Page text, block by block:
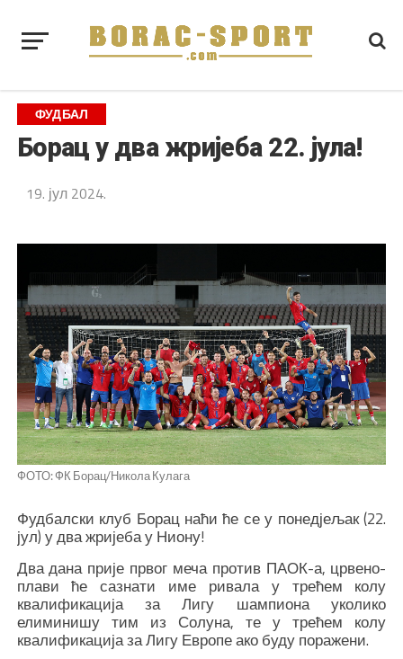
ФУДБАЛ
Борац у два жријеба 22. јула!
19. јул 2024.
ФОТО: ФК Борац/Никола Кулага
Фудбалски клуб Борац наћи ће се у понедјељак (22.
јул) у два жријеба у Ниону!
Два дана прије првог меча против ПАОК-а, црвено-
плави ће сазнати име ривала у трећем колу
квалификација за Лигу шампиона уколико
елиминишу тим из Солуна, те у трећем колу
квалификација за Лигу Европе ако буду поражени.